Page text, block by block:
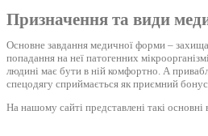
Призначення та види
Основне завдання медичної форми –
попадання на неї патогенних
людині має бути в ній комфортно. А
спецодягу сприймається як приємний
На нашому сайті представлені такі